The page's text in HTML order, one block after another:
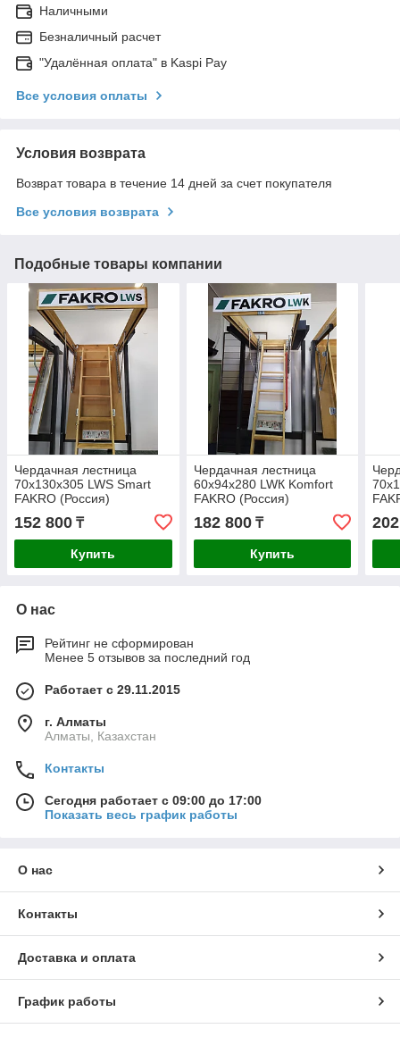
Наличными
Безналичный расчет
"Удалённая оплата" в Kaspi Pay
Все условия оплаты
Условия возврата
Возврат товара в течение 14 дней за счет покупателя
Все условия возврата
Подобные товары компании
Чердачная лестница
70x130x305 LWS Smart
FAKRO (Россия)
152 800 ₸
Купить
Чердачная лестница
60x94x280 LWК Komfort
FAKRO (Россия)
182 800₸
Купить
О нас
Рейтинг не сформирован
Менее 5 отзывов за последний год
Работает с 29.11.2015
г. Алматы
Алматы, Казахстан
Контакты
Сегодня работает с 09:00 до 17:00
Показать весь график работы
О нас
Контакты
Доставка и оплата
График работы